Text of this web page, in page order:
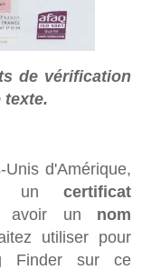
de vérification
texte.
d'Amérique,
un certificat
avoir un nom
utiliser pour
Finder sur ce